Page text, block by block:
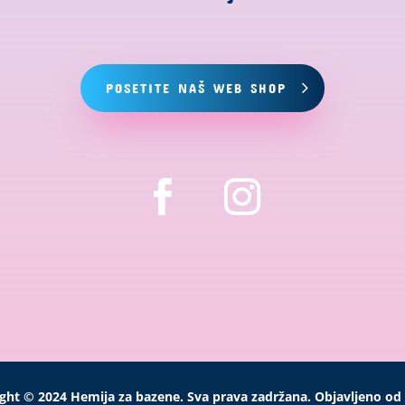
POSETITE NAŠ WEB SHOP
© 2024 Hemija za bazene. Sva prava zadržana. Objavljeno od